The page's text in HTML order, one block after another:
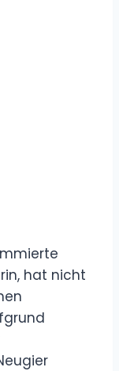
hat nicht